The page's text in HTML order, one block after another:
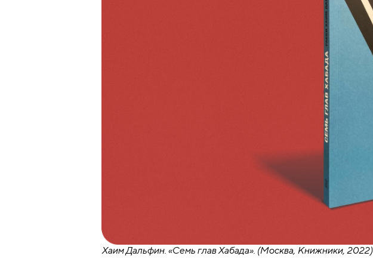
Хаим Дальфин. «Семь глав Хабада». (Москва, Книжники, 2022)